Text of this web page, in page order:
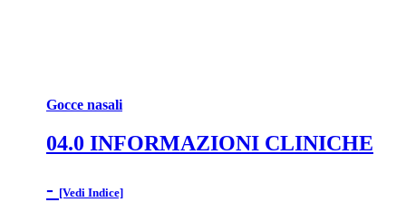
Gocce nasali
04.0 INFORMAZIONI CLINICHE
- [Vedi Indice]